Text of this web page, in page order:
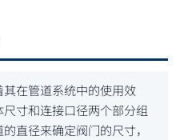
在管道系统中的使用效
寸和连接口径两个部分组
直径来确定阀门的尺寸，